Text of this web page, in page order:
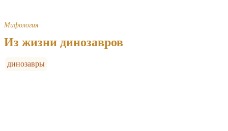
Мифология
Из жизни динозавров
динозавры